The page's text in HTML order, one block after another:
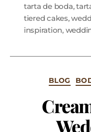
tarta de boda,
tiered cakes,
inspiration,
BLOG